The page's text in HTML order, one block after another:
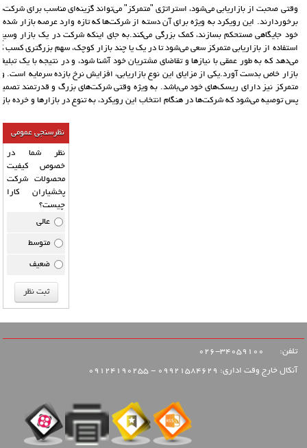
وقتی صحبت از بازاریابی می‌شود، استراتژی "متمرکز" می‌تواند گزینه‌ای مناسب برای
برخوردارند. این رویکرد به ویژه برای آن دسته از شرکت‌ها که تازه وارد عرصه بازار
خود جایگاهی مستحکم بسازند، کمک بزرگی می‌کند.به جای اینکه شرکت در یک بازار
استفاده از بازاریابی متمرکز سعی می‌شود تا در یک یا چند بازار کوچک، سهم بزرگتری
می‌دهد که به طور عمقی با نیازها و تقاضای مشتریان خود آشنا شود، و در نتیجه با یک
بازار خاص بدست آورد.یکی از مزایای این نوع بازاریابی، افزایش نرخ بازده سرمایه است.
متمرکز نیز دارای ریسک‌های خود می‌باشد. به ویژه وقتی شرکت‌های بزرگ و قدرتمند
پس توصیه می‌شود که شرکت‌ها در هنگام انتخاب این رویکرد، به تنوع در بازارها و خرده
نظرسنجی عمومی
نظر شما در
خصوص کیفیت
محصولات شرکت
پخشیاران کارا
چیست؟
عالی
متوسط
ضعیف
تلفن:
آنکال خارج وقت اداری: 09921584629 - 09124190255